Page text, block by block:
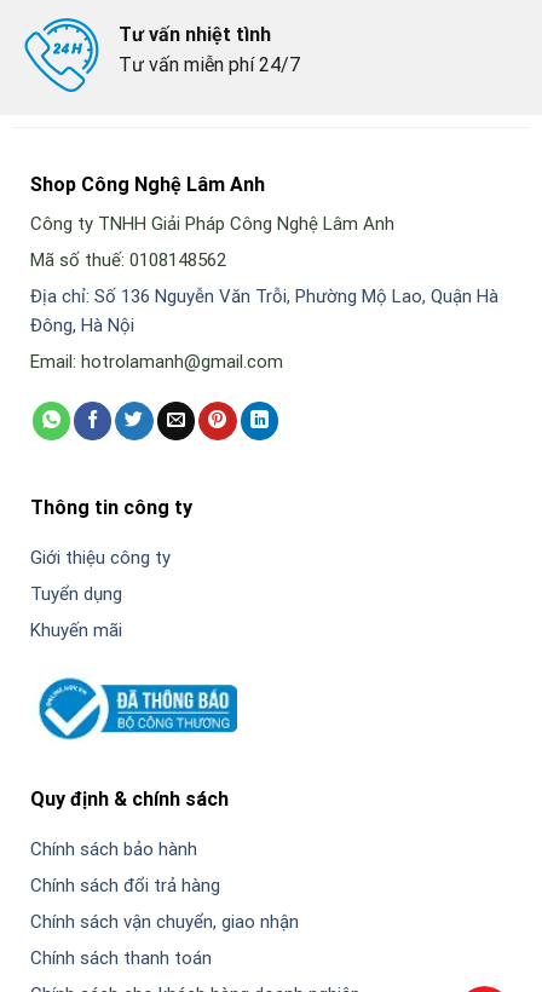
Tư vấn nhiệt tình
Tư vấn miễn phí 24/7
Shop Công Nghệ Lâm Anh
Công ty TNHH Giải Pháp Công Nghệ Lâm Anh
Mã số thuế: 0108148562
Địa chỉ: Số 136 Nguyễn Văn Trỗi, Phường Mộ Lao, Quận Hà
Đông, Hà Nội
Email: hotrolamanh@gmail.com
Thông tin công ty
Giới thiệu công ty
Tuyển dụng
Khuyến mãi
Quy định & chính sách
Chính sách bảo hành
Chính sách đổi trả hàng
Chính sách vận chuyển, giao nhận
Chính sách thanh toán